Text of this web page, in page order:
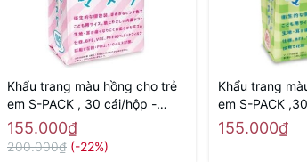
Khẩu trang màu hồng cho trẻ
em S-PACK , 30 cái/hộp -
Hàng Nhật nội địa
155.000₫
200.000₫ (-22%)
Khẩu trang
em S-PACK
Hàng Nhật nội
155.000₫